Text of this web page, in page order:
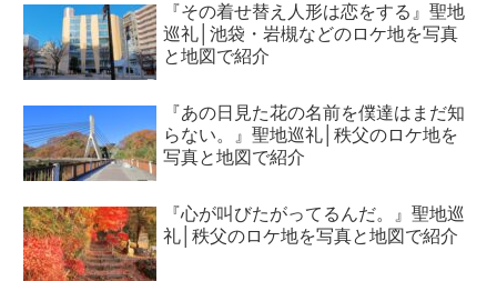
『その着せ替え人形は恋をする』聖地
巡礼│池袋・岩槻などのロケ地を写真
と地図で紹介
『あの日見た花の名前を僕達はまだ知
らない。』聖地巡礼│秩父のロケ地を
写真と地図で紹介
『心が叫びたがってるんだ。』聖地巡
礼│秩父のロケ地を写真と地図で紹介